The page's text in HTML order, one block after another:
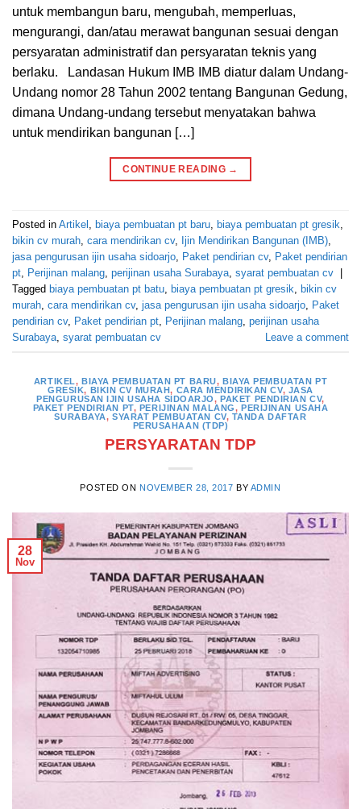
untuk membangun baru, mengubah, memperluas,
mengurangi, dan/atau merawat bangunan sesuai dengan
persyaratan administratif dan persyaratan teknis yang
berlaku. Landasan Hukum IMB IMB diatur dalam Undang-
Undang nomor 28 Tahun 2002 tentang Bangunan Gedung,
dimana Undang-undang tersebut menyatakan bahwa
untuk mendirikan bangunan […]
CONTINUE READING →
Posted in Artikel biaya pembuatan pt baru biaya pembuatan pt gresik
bikin cv murah cara mendirikan cv, Ijin Mendirikan Bangunan (IMB)
jasa pengurusan ijin usaha sidoarjo Paket pendirian cv, Paket pendirian
pt Perijinan malang perijinan usaha Surabaya syarat pembuatan cv |
Tagged biaya pembuatan pt batu biaya pembuatan pt gresik bikin cv
murah cara mendirikan cv, jasa pengurusan ijin usaha sidoarjo Paket
pendirian cv, Paket pendirian pt Perijinan malang perijinan usaha
Surabaya syarat pembuatan cv Leave a comment
ARTIKEL, BIAYA PEMBUATAN PT BARU, BIAYA PEMBUATAN PT
GRESIK, BIKIN CV MURAH, CARA MENDIRIKAN CV, JASA
PENGURUSAN IJIN USAHA SIDOARJO, PAKET PENDIRIAN CV,
PAKET PENDIRIAN PT, PERIJINAN MALANG, PERIJINAN USAHA
SURABAYA,SYARAT PEMBUATAN CV, TANDA DAFTAR
PERUSAHAAN (TDP)
PERSYARATAN TDP
POSTED ON NOVEMBER 28, 2017 BY ADMIN
28
Nov